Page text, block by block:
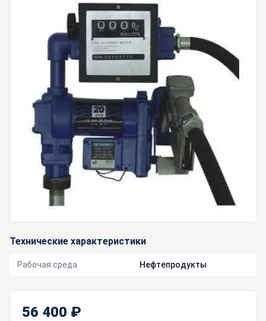
Технические характеристики
Рабочая среда Нефтепродукты
56 400 ₽